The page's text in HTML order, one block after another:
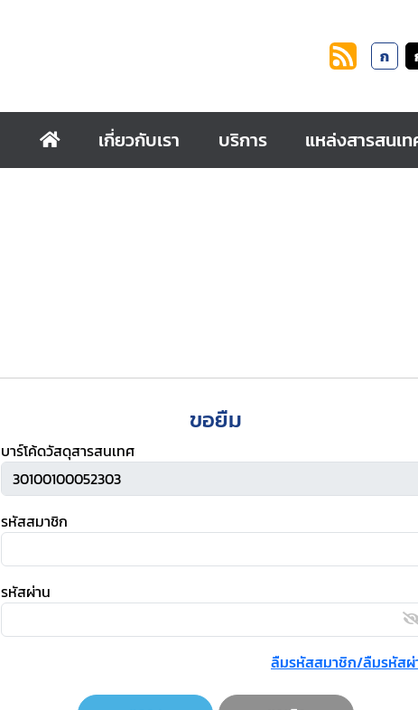
ก
เกี่ยวกับเรา บริการ แหล่งสารสนเ
ขอยืม
บาร์โค้ดวัสดุสารสนเทศ
รหัสสมาชิก
รหัสผ่าน
ลืมรหัสสมาชิก/ลืมรหัสผ่